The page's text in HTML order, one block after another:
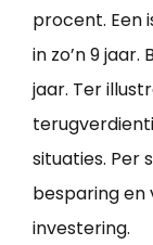
procent. Een
in zo’n 9
jaar. Ter
situaties. Per
besparing en
investering.